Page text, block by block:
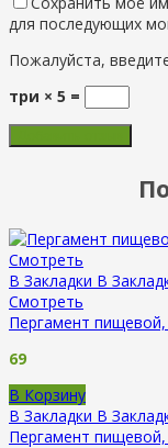
для последующих
Пожалуйста,
три × 5 =
Смотреть
В Закладки В
Смотреть
Пергамент
69
В Корзину
В Закладки В
Пергамент